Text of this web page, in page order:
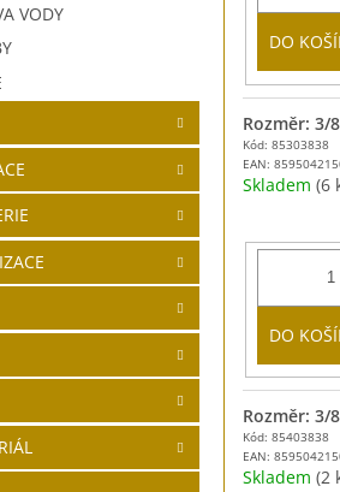
VODY
DO
Kód: 85303838
EAN:
Rozměr: 3/
Skladem (6
DO
Kód: 85403838
EAN:
Rozměr: 3/
Skladem (2